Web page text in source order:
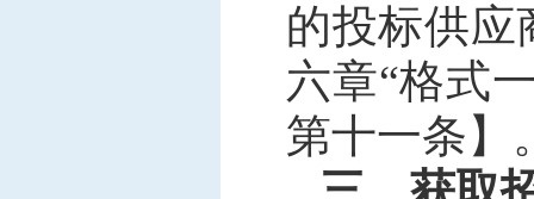
的投标供应
六章“格式
第十一条】